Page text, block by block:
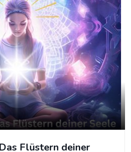
Flüstern deiner